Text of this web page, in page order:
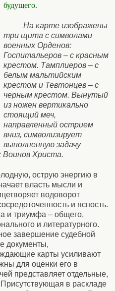
будущего.
На карте изображены
три щита с символами
военных Орденов:
Госпитальеров – с красным
крестом. Тамплиеров – с
белым мальтийским
крестом и Тевтонцев – с
черным крестом. Вынутый
из ножен вертикально
стоящий меч,
направленный острием
вниз, символизирует
выполненную задачу
Воинов Христа.
острую энергию в
власть мысли и
водоворот
и ясность.
и триумфа – общего,
и литературного.
завершение судебной
документы,
карты усиливают
для оценки его в
представляет отдельные,
в раскладе